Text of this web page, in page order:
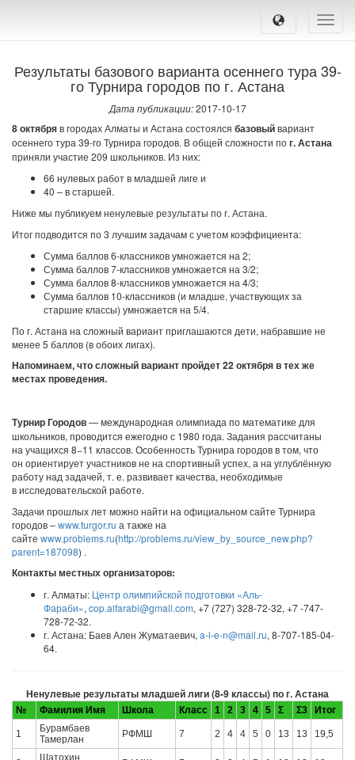
Toggle
Результаты базового варианта осеннего тура 39-
го Турнира городов по г. Астана
Дата публикации:2017-10-17
8 октябряв городах Алматы и Астана состоялся базовыйвариант
осеннего тура 39-го Турнира городов. В общей сложности пог. Астана
приняли участие 209 школьников. Из них:
66 нулевых работ в младшей лиге и
40 – в старшей.
Ниже мы публикуем ненулевые результаты по г. Астана.
Итог подводится по 3 лучшим задачам с учетом коэффициента:
Сумма баллов 6-классников умножается на 2;
Сумма баллов 7-классников умножается на 3/2;
Сумма баллов 8-классников умножается на 4/3;
Сумма баллов 10-классников (и младше, участвующих за
старшие классы) умножается на 5/4.
По г. Астана на сложный вариант приглашаются дети, набравшие не
менее 5 баллов (в обоих лигах).
Напоминаем, что сложный вариант пройдет 22 октября в тех же
местах проведения.
Турнир Городов— международная олимпиада по математике для
школьников, проводится ежегодно с 1980 года. Задания рассчитаны
на учащихся 8−11 классов. Особенность Турнира городов в том, что
он ориентирует участников не на спортивный успех, а на углублённую
работу над задачей, т. е. развивает качества, необходимые
в исследовательской работе.
Задачи прошлых лет можно найти на официальном сайте Турнира
городов –www.turgor.ru а также на
сайте www.problems.ru(http://problems.ru/view_by_source_new.php?
parent=187098) .
Контакты местных организаторов:
г. Алматы: Центр олимпийской подготовки «Аль-
Фараби», cop.alfarabi@gmail.com, +7 (727) 328-72-32, +7 -747-
728-72-32.
г. Астана: Баев Ален Жуматаевич, a-l-e-n@mail.ru, 8-707-185-04-
64.
Ненулевые результаты младшей лиги (8-9 классы) по г. Астана
№ Фамилия Имя Школа Класс 1 2 3 4 5 Σ Σ3 Итог
1
Бурамбаев
Тамерлан
РФМШ 7 2 4 4 5 0 13 13 19,5
Шатохин